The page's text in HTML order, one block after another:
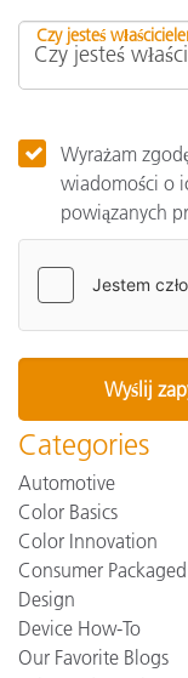
Czy jesteś
Wyrażam
wiadomości o
powiązanych
Categories
Automotive
Color Basics
Color Innovation
Consumer
Design
Device How-To
Our Favorite Blogs